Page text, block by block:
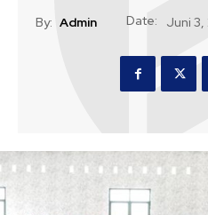
By: Admin Date: Juni